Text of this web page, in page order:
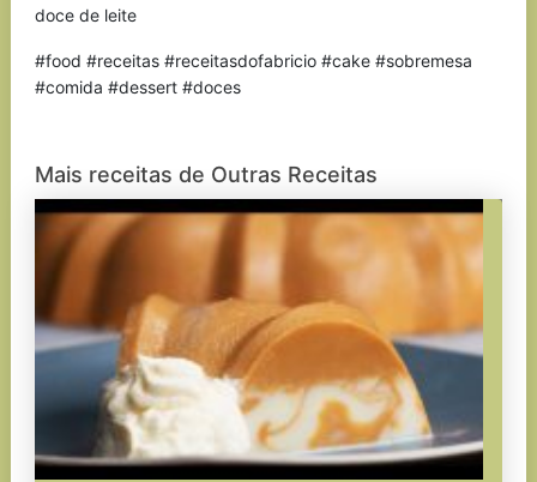
doce de leite
#food #receitas #receitasdofabricio #cake #sobremesa
#comida #dessert #doces
Mais receitas de Outras Receitas